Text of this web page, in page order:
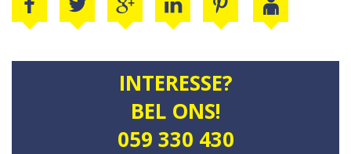
INTERESSE?
BEL ONS!
059 330 430